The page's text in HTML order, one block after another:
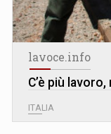
lavoce.info
C’è più
ITALIA